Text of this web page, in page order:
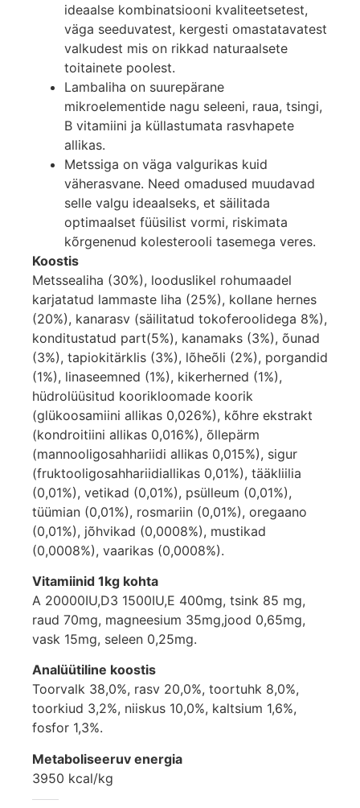
ideaalse kombinatsiooni kvaliteetsetest,
väga seeduvatest, kergesti omastatavatest
valkudest mis on rikkad naturaalsete
toitainete poolest.
Lambaliha on suurepärane
mikroelementide nagu seleeni, raua, tsingi,
B vitamiini ja küllastumata rasvhapete
allikas.
Metssiga on väga valgurikas kuid
väherasvane. Need omadused muudavad
selle valgu ideaalseks, et säilitada
optimaalset füüsilist vormi, riskimata
kõrgenenud kolesterooli tasemega veres.
Koostis
Metssealiha (30%), looduslikel rohumaadel
karjatatud lammaste liha (25%), kollane hernes
(20%), kanarasv (säilitatud tokoferoolidega 8%),
konditustatud part(5%), kanamaks (3%), õunad
(3%), tapiokitärklis (3%), lõheõli (2%), porgandid
(1%), linaseemned (1%), kikerherned (1%),
hüdrolüüsitud koorikloomade koorik
(glükoosamiini allikas 0,026%), kõhre ekstrakt
(kondroitiini allikas 0,016%), õllepärm
(mannooligosahhariidi allikas 0,015%), sigur
(fruktooligosahhariidiallikas 0,01%), tääkliilia
(0,01%), vetikad (0,01%), psülleum (0,01%),
tüümian (0,01%), rosmariin (0,01%), oregaano
(0,01%), jõhvikad (0,0008%), mustikad
(0,0008%), vaarikas (0,0008%).
Vitamiinid 1kg kohta
A 20000IU,D3 1500IU,E 400mg, tsink 85 mg,
raud 70mg, magneesium 35mg,jood 0,65mg,
vask 15mg, seleen 0,25mg.
Analüütiline koostis
Toorvalk 38,0%, rasv 20,0%, toortuhk 8,0%,
toorkiud 3,2%, niiskus 10,0%, kaltsium 1,6%,
fosfor 1,3%.
Metaboliseeruv energia
3950 kcal/kg